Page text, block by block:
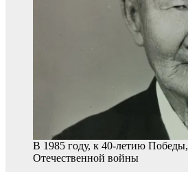
В 1985 году, к 40-летию Победы,
Отечественной войны